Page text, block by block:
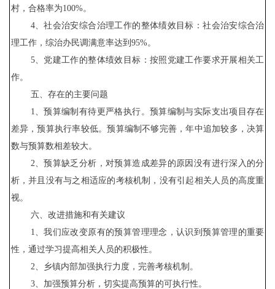
村，合格率为100%。
4、社会治安综合治理工作的整体绩效目标：社会治安综合治
理工作，综治办民调满意率达到95%。
5、党建工作的整体绩效目标：按照党建工作要求开展相关工
作。
五、存在的主要问题
1、预算编制有待更严格执行。预算编制与实际支出项目存在
差异，预算执行率较低。预算编制不够完善，年中追加较多，决算
数与预算数相差较大。
2、预算缺乏分析，对预算造成差异的原因没有进行深入的分
析，并且没有与之相适应的考核机制，没有引起相关人员的高度重
视。
六、改进措施和有关建议
1、我们应改变原有的预算管理理念，认识到预算管理的重要
性，通过学习提高相关人员的积极性。
2、乡镇内部加强执行力度，完善考核机制。
3、加强预算分析，切实提高预算的可执行性。